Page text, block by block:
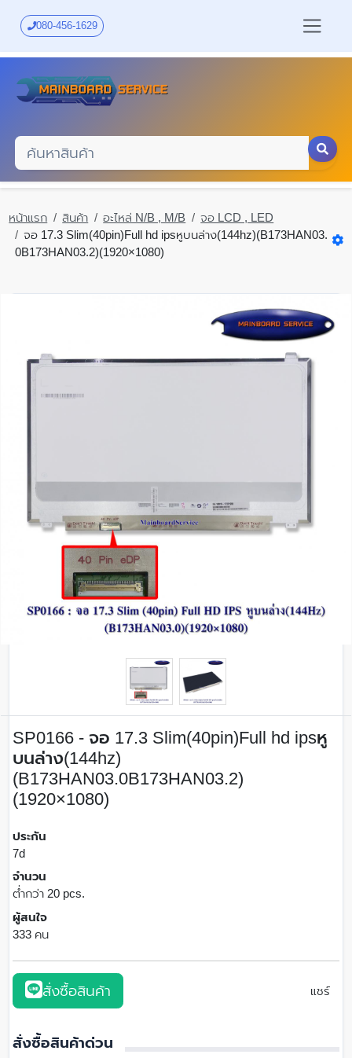
content
080-456-1629
หน้าแรก สินค้า อะไหล่ N/B , M/B
จอ LCD , LED
จอ 17.3 Slim(40pin)Full hd ipsหูบนล่าง(144hz)(B173HAN03.
0B173HAN03.2)(1920×1080)
SP0166 - จอ 17.3 Slim(40pin)Full hd ipsหู
บนล่าง(144hz)
(B173HAN03.0B173HAN03.2)
(1920×1080)
ประกัน
7d
จำนวน
ต่ำกว่า 20 pcs.
ผู้สนใจ
333 คน
สั่งซื้อสินค้า แชร์
สั่งซื้อสินค้าด่วน